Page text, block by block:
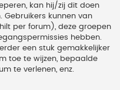
kan hij/zij dit doen
kunnen van
per forum), deze groepen
hebben.
een stuk gemakkelijker
toe te wijzen, bepaalde
te verlenen, enz.